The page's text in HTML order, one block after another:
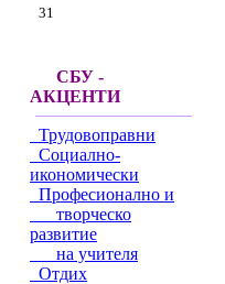
31
СБУ -
АКЦЕНТИ
Трудовоправни
Социално-
икономически
Професионално и
творческо
развитие
на учителя
Отдих